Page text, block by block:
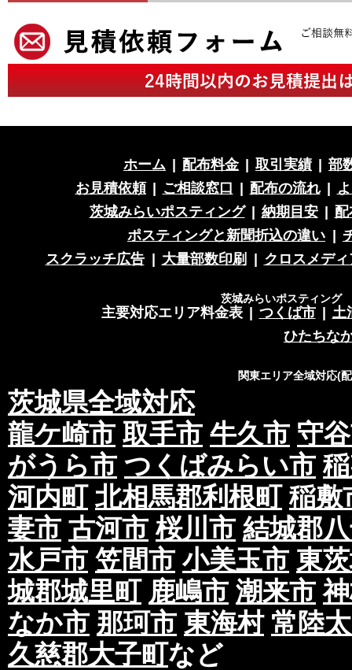
ホーム | 配布料金 | 取引実績 | 部
お見積依頼 | ご相談窓口 | 配布の流れ |
茨城みらいポスティング | 納期目安 | 配
ポスティングと新聞折込の違い |
スクラッチ広告 | 大量部数印刷 | クロスメディ
茨城みらいポスティング
主要対応エリア料金表 | つくば市 | 土
ひたちな
関東エリア全域対応(
茨城県全域対応
龍ケ崎市 取手市 牛久市 守
がうら市 つくばみらい市
河内町 北相馬郡利根町 稲敷
妻市 古河市 桜川市 結城郡
水戸市 笠間市 小美玉市 東
城郡城里町 鹿嶋市 潮来市
なか市 那珂市 東海村 常陸
久慈郡大子町など